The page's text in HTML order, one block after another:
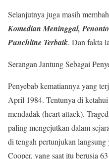
Selanjutnya juga masih
Komedian Meninggal,
Punchline Terbaik. Dan fakta
Serangan Jantung Sebagai
Penyebab kematiannya yang
April 1984. Tentunya di
mendadak (heart attack).
paling mengejutkan dalam
di tengah pertunjukan
Cooper, yang saat itu berusia